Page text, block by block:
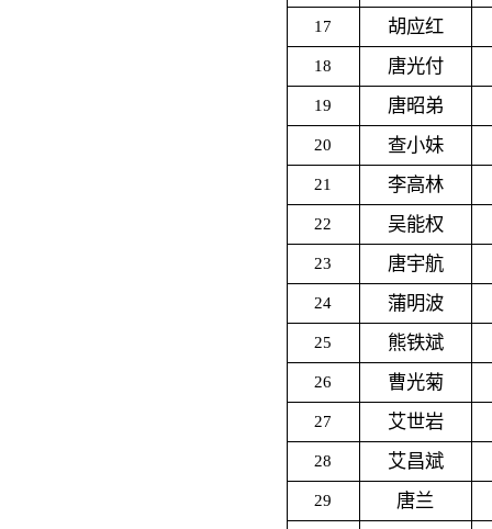
17 胡应红
18 唐光付
19 唐昭弟
20 查小妹
21 李高林
22 吴能权
23 唐宇航
24 蒲明波
25 熊铁斌
26 曹光菊
27 艾世岩
28 艾昌斌
29 唐兰